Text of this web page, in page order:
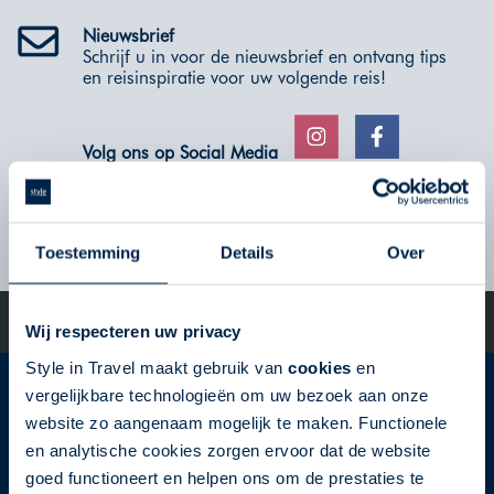
Toestemming Details Over
Wij respecteren uw privacy
Style in Travel maakt gebruik van cookies en
vergelijkbare technologieën om uw bezoek aan onze
website zo aangenaam mogelijk te maken. Functionele
en analytische cookies zorgen ervoor dat de website
goed functioneert en helpen ons om de prestaties te
Nieuwsbrief
Schrijf u in voor de nieuwsbrief en ontvang tips
en reisinspiratie voor uw volgende reis!
Volg ons op Social Media
gebied van fly-drives en roadtrips door de USA!
Style in Travel
Gildestraat 1
1704 AG Heerhugowaard